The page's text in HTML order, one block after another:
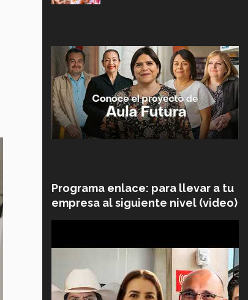
Programa enlace: para llevar a tu
empresa al siguiente nivel (video)